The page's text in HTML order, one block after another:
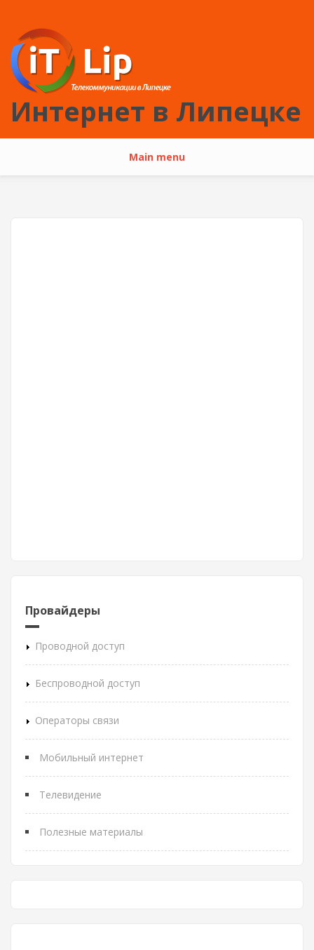
Интернет в Липецке
Main menu
Провайдеры
Проводной доступ
Беспроводной доступ
Операторы связи
Мобильный интернет
Телевидение
Полезные материалы